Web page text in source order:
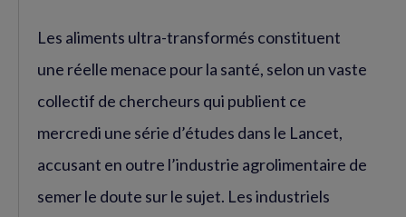
Les aliments ultra-transformés constituent
une réelle menace pour la santé, selon un vaste
collectif de chercheurs qui publient ce
mercredi une série d’études dans le Lancet,
accusant en outre l’industrie agrolimentaire de
semer le doute sur le sujet. Les industriels